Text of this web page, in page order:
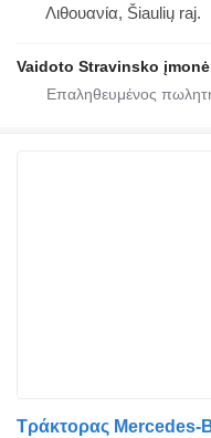
Λιθουανία, Šiaulių raj.
Vaidoto Stravinsko įmonė